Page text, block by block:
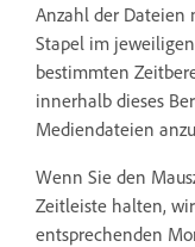
Anzahl der Dateien
Stapel im
bestimmten
innerhalb dieses
Mediendateien
Wenn Sie den
Zeitleiste halten,
entsprechenden